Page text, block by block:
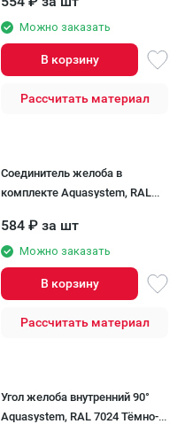
Aquasystem, RAL 7024 Тёмно-
серый 150/100
Можно заказать
В корзину
Рассчитать материал
Соединитель желоба в
комплекте Aquasystem, RAL
584 ₽ за шт
Можно заказать
В корзину
Рассчитать материал
Угол желоба внутренний 90°
Aquasystem, RAL 7024 Тёмно-